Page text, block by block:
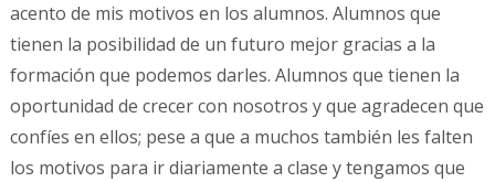
acento de mis motivos en los alumnos. Alumnos que
tienen la posibilidad de un futuro mejor gracias a la
formación que podemos darles. Alumnos que tienen la
oportunidad de crecer con nosotros y que agradecen que
confíes en ellos; pese a que a muchos también les falten
los motivos para ir diariamente a clase y tengamos que